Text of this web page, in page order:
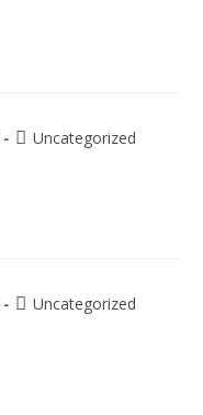
Uncategorized
Uncategorized